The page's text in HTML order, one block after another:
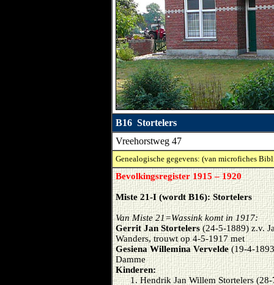
B16 Stortelers
Vreehorstweg 47
Genealogische gegevens: (van microfiches
Bevolkingsregister 1915 – 1920
Miste 21-I (wordt B16): Stortelers
Van Miste 21=Wassink komt in 1917:
Gerrit Jan Stortelers(24-5-1889) z.v.
Wanders, trouwt op 4-5-1917 met
Gesiena Willemina Vervelde(19-4-
Damme
Kinderen:
Hendrik Jan Willem Stortelers